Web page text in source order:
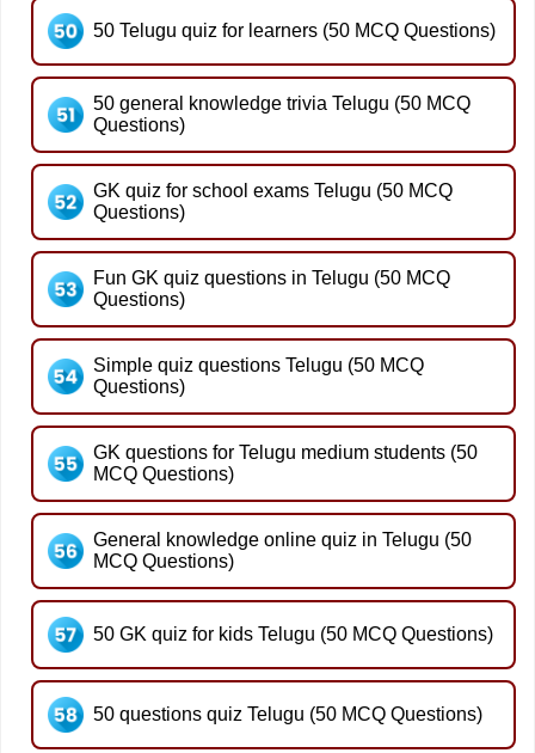
50 Telugu quiz for learners (50 MCQ Questions)
50 general knowledge trivia Telugu (50 MCQ
Questions)
GK quiz for school exams Telugu (50 MCQ
Questions)
Fun GK quiz questions in Telugu (50 MCQ
Questions)
Simple quiz questions Telugu (50 MCQ
Questions)
GK questions for Telugu medium students (50
MCQ Questions)
General knowledge online quiz in Telugu (50
MCQ Questions)
50 GK quiz for kids Telugu (50 MCQ Questions)
50 questions quiz Telugu (50 MCQ Questions)